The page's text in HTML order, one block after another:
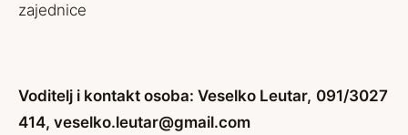
zajednice
Voditelj i kontakt osoba: Veselko Leutar, 091/3027
414, veselko.leutar@gmail.com